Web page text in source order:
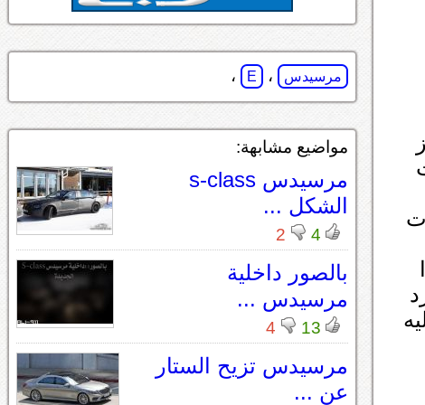
مرسيدس ، E ،
مواضيع مشابهة:
مرسيدس s-class
الشكل ...
4
2
بالصور داخلية
مرسيدس ...
13
4
مرسيدس تزيح الستار
عن ...